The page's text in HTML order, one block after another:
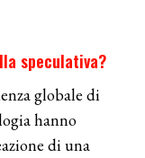
speculativa?
globale di
hanno
di una